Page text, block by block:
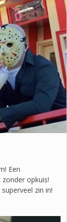
Een
opkuis!
zin in!